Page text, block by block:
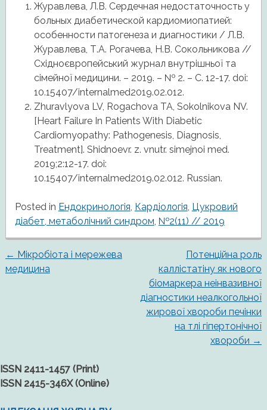
Журавлева, Л.В. Сердечная недостаточность у
больных диабетической кардиомиопатией:
особенности патогенеза и диагностики / Л.В.
Журавлева, Т.А. Рогачева, Н.В. Сокольникова //
Східноєвропейський журнал внутрішньої та
сімейної медицини. – 2019. – № 2. – С. 12-17. doi:
10.15407/internalmed2019.02.012.
Zhuravlyova LV, Rogachova TA, Sokolnikova NV.
[Heart Failure In Patients With Diabetic
Cardiomyopathy: Pathogenesis, Diagnosis,
Treatment]. Shidnoevr. z. vnutr. simejnoi med.
2019;2:12-17. doi:
10.15407/internalmed2019.02.012. Russian.
Posted in Ендокринологія, Кардіологія, Цукровий
діабет, метаболічний синдром, №2(11) // 2019
Post
← Мікробіота і мережева
медицина
Потенційна роль
каллістатіну як нового
біомаркера неінвазивної
діагностики неалкогольної
жирової хвороби печінки
на тлі гіпертонічної
хвороби →
ISSN 2411-1457 (Print)
ISSN 2415-346X (Online)